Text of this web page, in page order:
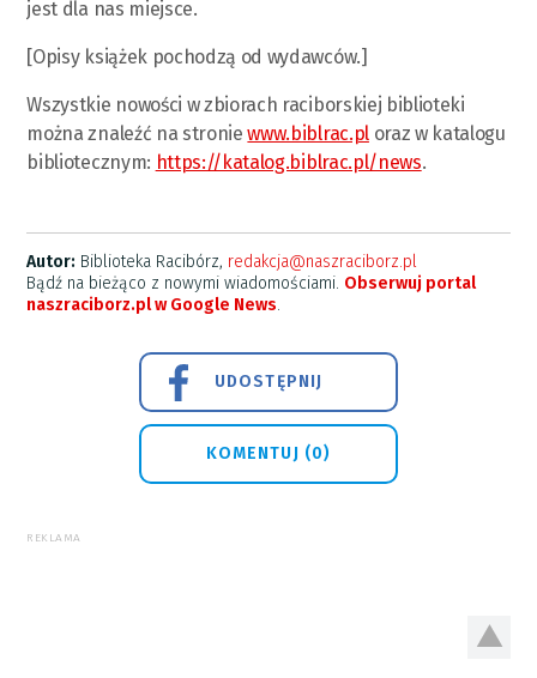
jest dla nas miejsce.
[Opisy książek pochodzą od wydawców.]
Wszystkie nowości w zbiorach raciborskiej biblioteki
można znaleźć na stroniewww.biblrac.ploraz w katalogu
bibliotecznym: https://katalog.biblrac.pl/news.
Autor: Biblioteka Racibórz, redakcja@naszraciborz.pl
Bądź na bieżąco z nowymi wiadomościami. Obserwuj portal
naszraciborz.pl w Google News.
UDOSTĘPNIJ
KOMENTUJ (0)
REKLAMA